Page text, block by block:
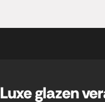
Luxe glazen